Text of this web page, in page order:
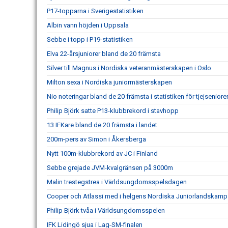
P17-topparna i Sverigestatistiken
Albin vann höjden i Uppsala
Sebbe i topp i P19-statistiken
Elva 22-årsjuniorer bland de 20 främsta
Silver till Magnus i Nordiska veteranmästerskapen i Oslo
Milton sexa i Nordiska juniormästerskapen
Nio noteringar bland de 20 främsta i statistiken för
Philip Björk satte P13-klubbrekord i stavhopp
13 IFKare bland de 20 främsta i landet
200m-pers av Simon i Åkersberga
Nytt 100m-klubbrekord av JC i Finland
Sebbe grejade JVM-kvalgränsen på 3000m
Malin trestegstrea i Världsungdomsspelsdagen
Cooper och Atlassi med i helgens Nordiska Juniorlandskamp
Philip Björk tvåa i Världsungdomsspelen
IFK Lidingö sjua i Lag-SM-finalen